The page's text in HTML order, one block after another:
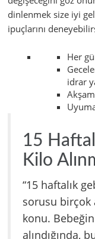
dinlenmek size iyi
ipuçlarını
Her
idrar
15
Kilo
“15 haftalık
sorusu birçok
konu.
alındığında,